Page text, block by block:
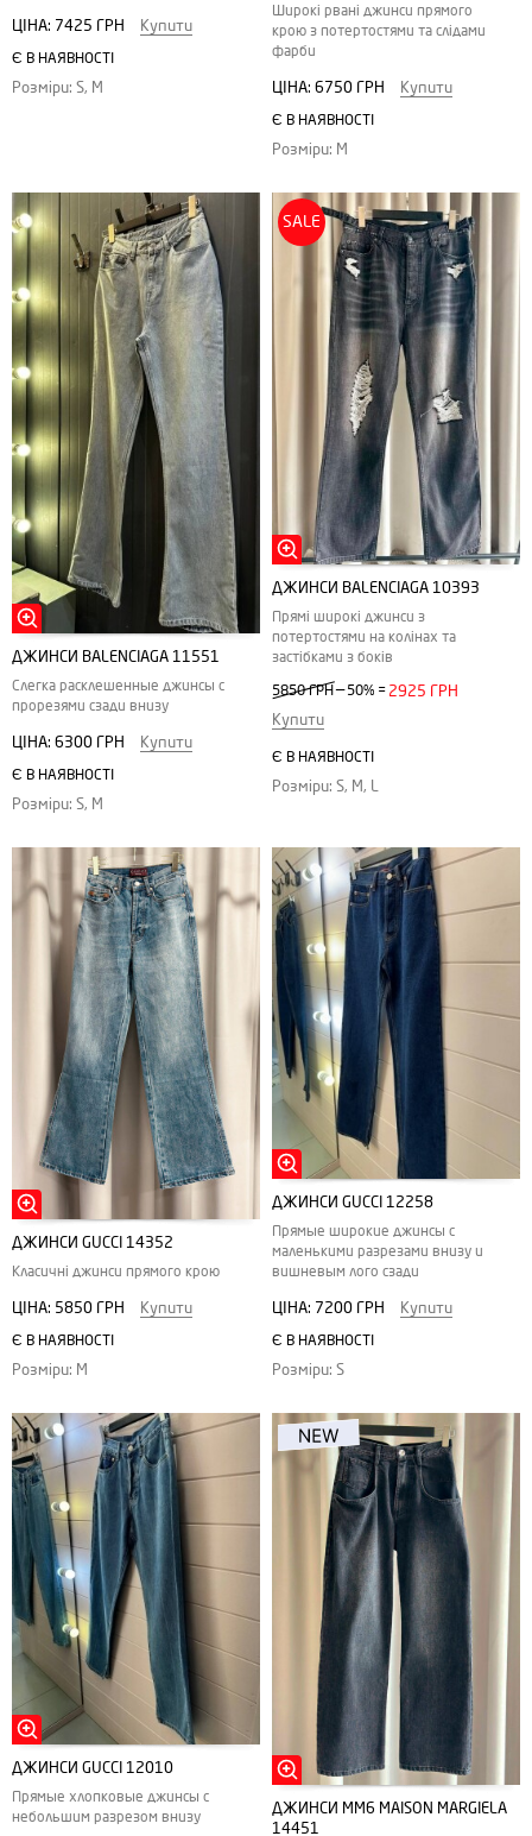
ЦІНА: 7425 ГРН Купити
Є В НАЯВНОСТІ
Розміри: S, M
Широкі рвані джинси прямого
крою з потертостями та слідами
фарби
ЦІНА: 6750 ГРН Купити
Є В НАЯВНОСТІ
Розміри: M
ДЖИНСИ BALENCIAGA 11551
Слегка расклешенные джинсы с
прорезями сзади внизу
ЦІНА: 6300 ГРН Купити
Є В НАЯВНОСТІ
Розміри: S, M
SALE
ДЖИНСИ BALENCIAGA 10393
Прямі широкі джинси з
потертостями на колінах та
застібками з боків
5850 ГРН— 50% = 2925 ГРН
Купити
Є В НАЯВНОСТІ
Розміри: S, M, L
ДЖИНСИ GUCCI 14352
Класичні джинси прямого крою
ЦІНА: 5850 ГРН Купити
Є В НАЯВНОСТІ
Розміри: M
ДЖИНСИ GUCCI 12258
Прямые широкие джинсы с
маленькими разрезами внизу и
вишневым лого сзади
ЦІНА: 7200 ГРН Купити
Є В НАЯВНОСТІ
Розміри: S
ДЖИНСИ GUCCI 12010
Прямые хлопковые джинсы с
небольшим разрезом внизу
ДЖИНСИ MM6 MAISON MARGIELA
14451